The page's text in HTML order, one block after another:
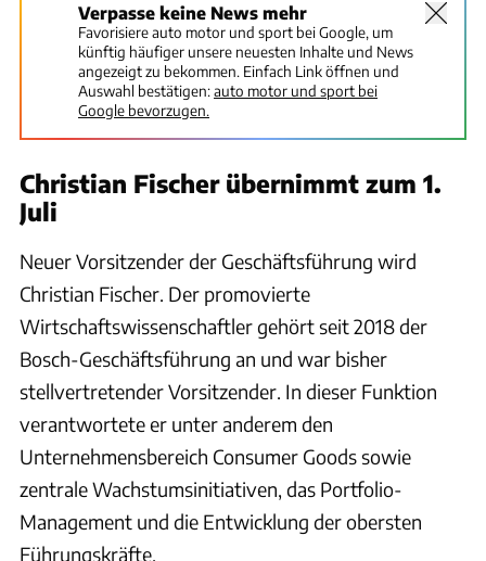
Verpasse keine News mehr
Favorisiere auto motor und sport bei Google, um
künftig häufiger unsere neuesten Inhalte und News
angezeigt zu bekommen. Einfach Link öffnen und
Auswahl bestätigen:auto motor und sport bei
Google bevorzugen.
Christian Fischer übernimmt zum 1.
Juli
Neuer Vorsitzender der Geschäftsführung wird
Christian Fischer. Der promovierte
Wirtschaftswissenschaftler gehört seit 2018 der
Bosch-Geschäftsführung an und war bisher
stellvertretender Vorsitzender. In dieser Funktion
verantwortete er unter anderem den
Unternehmensbereich Consumer Goods sowie
zentrale Wachstumsinitiativen, das Portfolio-
Management und die Entwicklung der obersten
Führungskräfte.